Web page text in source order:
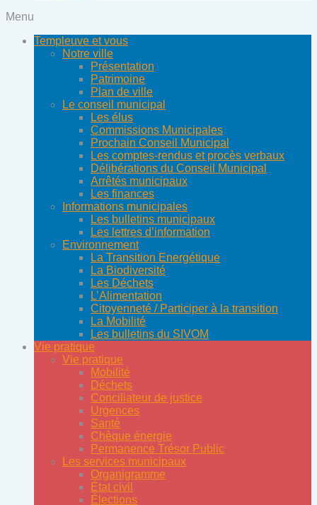
Menu
Templeuve et vous
Notre ville
Présentation
Patrimoine
Plan de ville
Le conseil municipal
Les élus
Commissions Municipales
Prochain Conseil Municipal
Les comptes-rendus et procès verbaux
Délibérations du Conseil Municipal
Arrêtés municipaux
Les finances
Informations municipales
Les bulletins municipaux
Les lettres d’information
Environnement
La Transition Energétique
La Biodiversité
Les Déchets
L’Alimentation
Citoyenneté / Participer à la transition
La Mobilité
Les bulletins du SIVOM
Vie pratique
Vie pratique
Mobilité
Déchets
Conciliateur de justice
Urgences
Santé
Chèque énergie
Permanence Trésor Public
Les services municipaux
Organigramme
État civil
Élections